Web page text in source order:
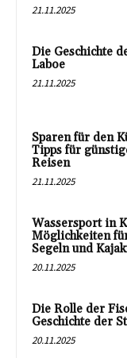
21.11.2025
Die Geschichte
Laboe
21.11.2025
Sparen für den
Tipps für
Reisen
21.11.2025
Wassersport in
Möglichkeiten
Segeln und
20.11.2025
Die Rolle der
Geschichte der
20.11.2025